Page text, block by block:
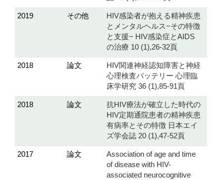
2019 その他
HIV感染者が抱える精神疾患
とメンタルヘルス−その特徴
と支援− HIV感染症とAIDS
の治療 10 (1),26-32頁
2018 論文
HIV関連神経認知障害と神経
心理検査バッテリー 心理臨
床学研究 36 (1),85-91頁
2018 論文
抗HIV療法が確立した時代の
HIV定期通院患者の精神疾患
有病率とその特徴 日本エイ
ズ学会誌 20 (1),47-52頁
2017 論文
Association of age and time
of disease with HIV-
associated neurocognitive